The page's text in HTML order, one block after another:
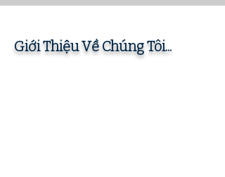
Giới Thiệu Về Chúng Tôi...